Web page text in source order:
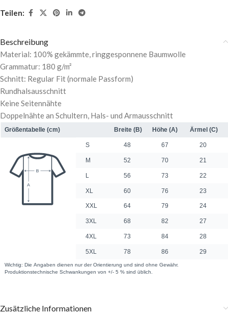
Teilen:
Beschreibung
Material: 100% gekämmte, ringgesponnene Baumwolle
Grammatur: 180 g/m²
Schnitt: Regular Fit (normale Passform)
Rundhalsausschnitt
Keine Seitennähte
Doppelnähte an Schultern, Hals- und Armausschnitt
Zusätzliche Informationen